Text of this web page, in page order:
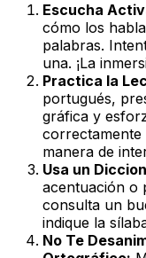
Escucha
cómo los
palabras.
una. ¡La
Practica la
portugués,
gráfica y
correctamente
manera de
Usa un
acentuación o
consulta un
indique la
No Te